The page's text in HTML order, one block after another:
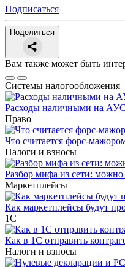
Подписаться
Поделиться
Вам также может быть
Системы налогообложения
Расходы наличными на
Право
Что считается форс-
Налоги и взносы
Разбор мифа из сети: можно
Маркетплейсы
Как маркетплейсы будут
1С
Как в 1С отправить
Налоги и взносы